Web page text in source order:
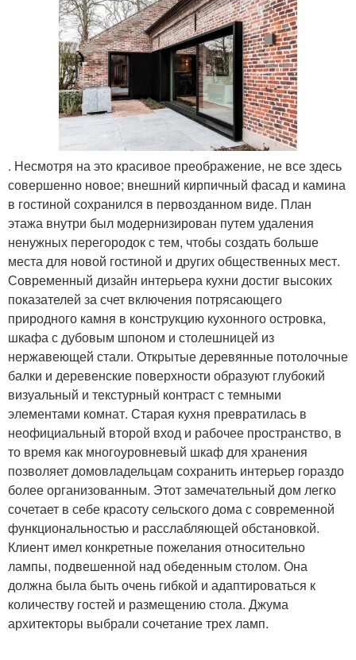
. Несмотря на это красивое преображение, не все здесь
совершенно новое; внешний кирпичный фасад и камина
в гостиной сохранился в первозданном виде. План
этажа внутри был модернизирован путем удаления
ненужных перегородок с тем, чтобы создать больше
места для новой гостиной и других общественных мест.
Современный дизайн интерьера кухни достиг высоких
показателей за счет включения потрясающего
природного камня в конструкцию кухонного островка,
шкафа с дубовым шпоном и столешницей из
нержавеющей стали. Открытые деревянные потолочные
балки и деревенские поверхности образуют глубокий
визуальный и текстурный контраст с темными
элементами комнат. Старая кухня превратилась в
неофициальный второй вход и рабочее пространство, в
то время как многоуровневый шкаф для хранения
позволяет домовладельцам сохранить интерьер гораздо
более организованным. Этот замечательный дом легко
сочетает в себе красоту сельского дома с современной
функциональностью и расслабляющей обстановкой.
Клиент имел конкретные пожелания относительно
лампы, подвешенной над обеденным столом. Она
должна была быть очень гибкой и адаптироваться к
количеству гостей и размещению стола. Джума
архитекторы выбрали сочетание трех ламп.